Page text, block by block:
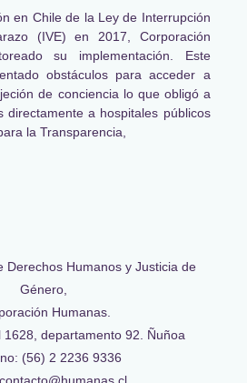
en Chile de la Ley de Interrupción
(IVE) en 2017, Corporación
su implementación. Este
obstáculos para acceder a
de conciencia lo que obligó a
directamente a hospitales públicos
la Transparencia,
Derechos Humanos y Justicia de
Género,
Humanas.
1628, departamento 92. Ñuñoa
(56) 2 2236 9336